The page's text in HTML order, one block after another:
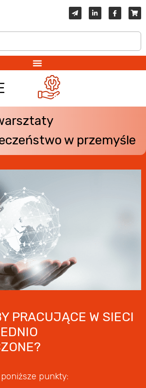
w przemyśle
PRACUJĄCE W SIECI
punkty: